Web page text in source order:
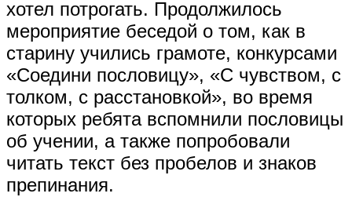
хотел потрогать. Продолжилось
мероприятие беседой о том, как в
старину учились грамоте, конкурсами
«Соедини пословицу», «С чувством, с
толком, с расстановкой», во время
которых ребята вспомнили пословицы
об учении, а также попробовали
читать текст без пробелов и знаков
препинания.